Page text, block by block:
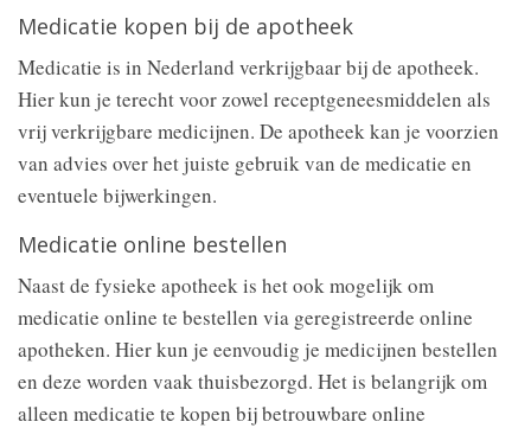
Medicatie kopen bij de apotheek
Medicatie is in Nederland verkrijgbaar bij de apotheek.
Hier kun je terecht voor zowel receptgeneesmiddelen als
vrij verkrijgbare medicijnen. De apotheek kan je voorzien
van advies over het juiste gebruik van de medicatie en
eventuele bijwerkingen.
Medicatie online bestellen
Naast de fysieke apotheek is het ook mogelijk om
medicatie online te bestellen via geregistreerde online
apotheken. Hier kun je eenvoudig je medicijnen bestellen
en deze worden vaak thuisbezorgd. Het is belangrijk om
alleen medicatie te kopen bij betrouwbare online